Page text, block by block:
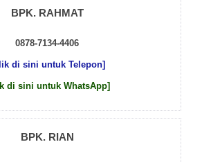
BPK. RAHMAT
0878-7134-4406
di sini untuk Telepon]
di sini untuk WhatsApp]
BPK. RIAN